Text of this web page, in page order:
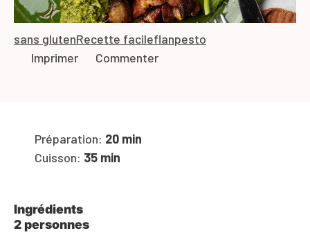
sans glutenRecette facileflanpesto
Imprimer
Commenter
Préparation: 20 min
Cuisson: 35 min
Ingrédients
2 personnes